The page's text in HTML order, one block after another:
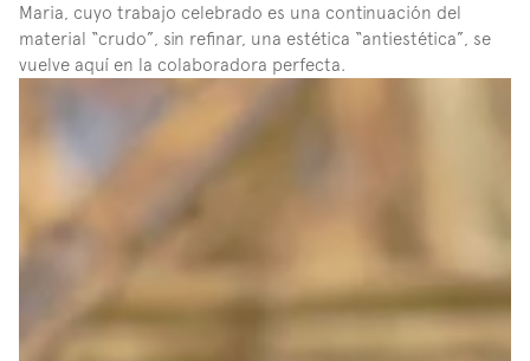
Maria, cuyo trabajo celebrado es una continuación del
material “crudo”, sin refinar, una estética “antiestética”, se
vuelve aquí en la colaboradora perfecta.